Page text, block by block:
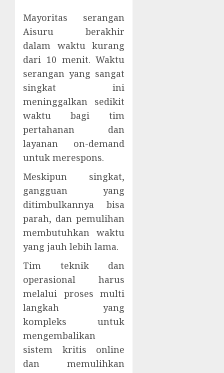
Mayoritas serangan
Aisuru berakhir
dalam waktu kurang
dari 10 menit. Waktu
serangan yang sangat
singkat ini
meninggalkan sedikit
waktu bagi tim
pertahanan dan
layanan on-demand
untuk merespons.
Meskipun singkat,
gangguan yang
ditimbulkannya bisa
parah, dan pemulihan
membutuhkan waktu
yang jauh lebih lama.
Tim teknik dan
operasional harus
melalui proses multi
langkah yang
kompleks untuk
mengembalikan
sistem kritis online
dan memulihkan